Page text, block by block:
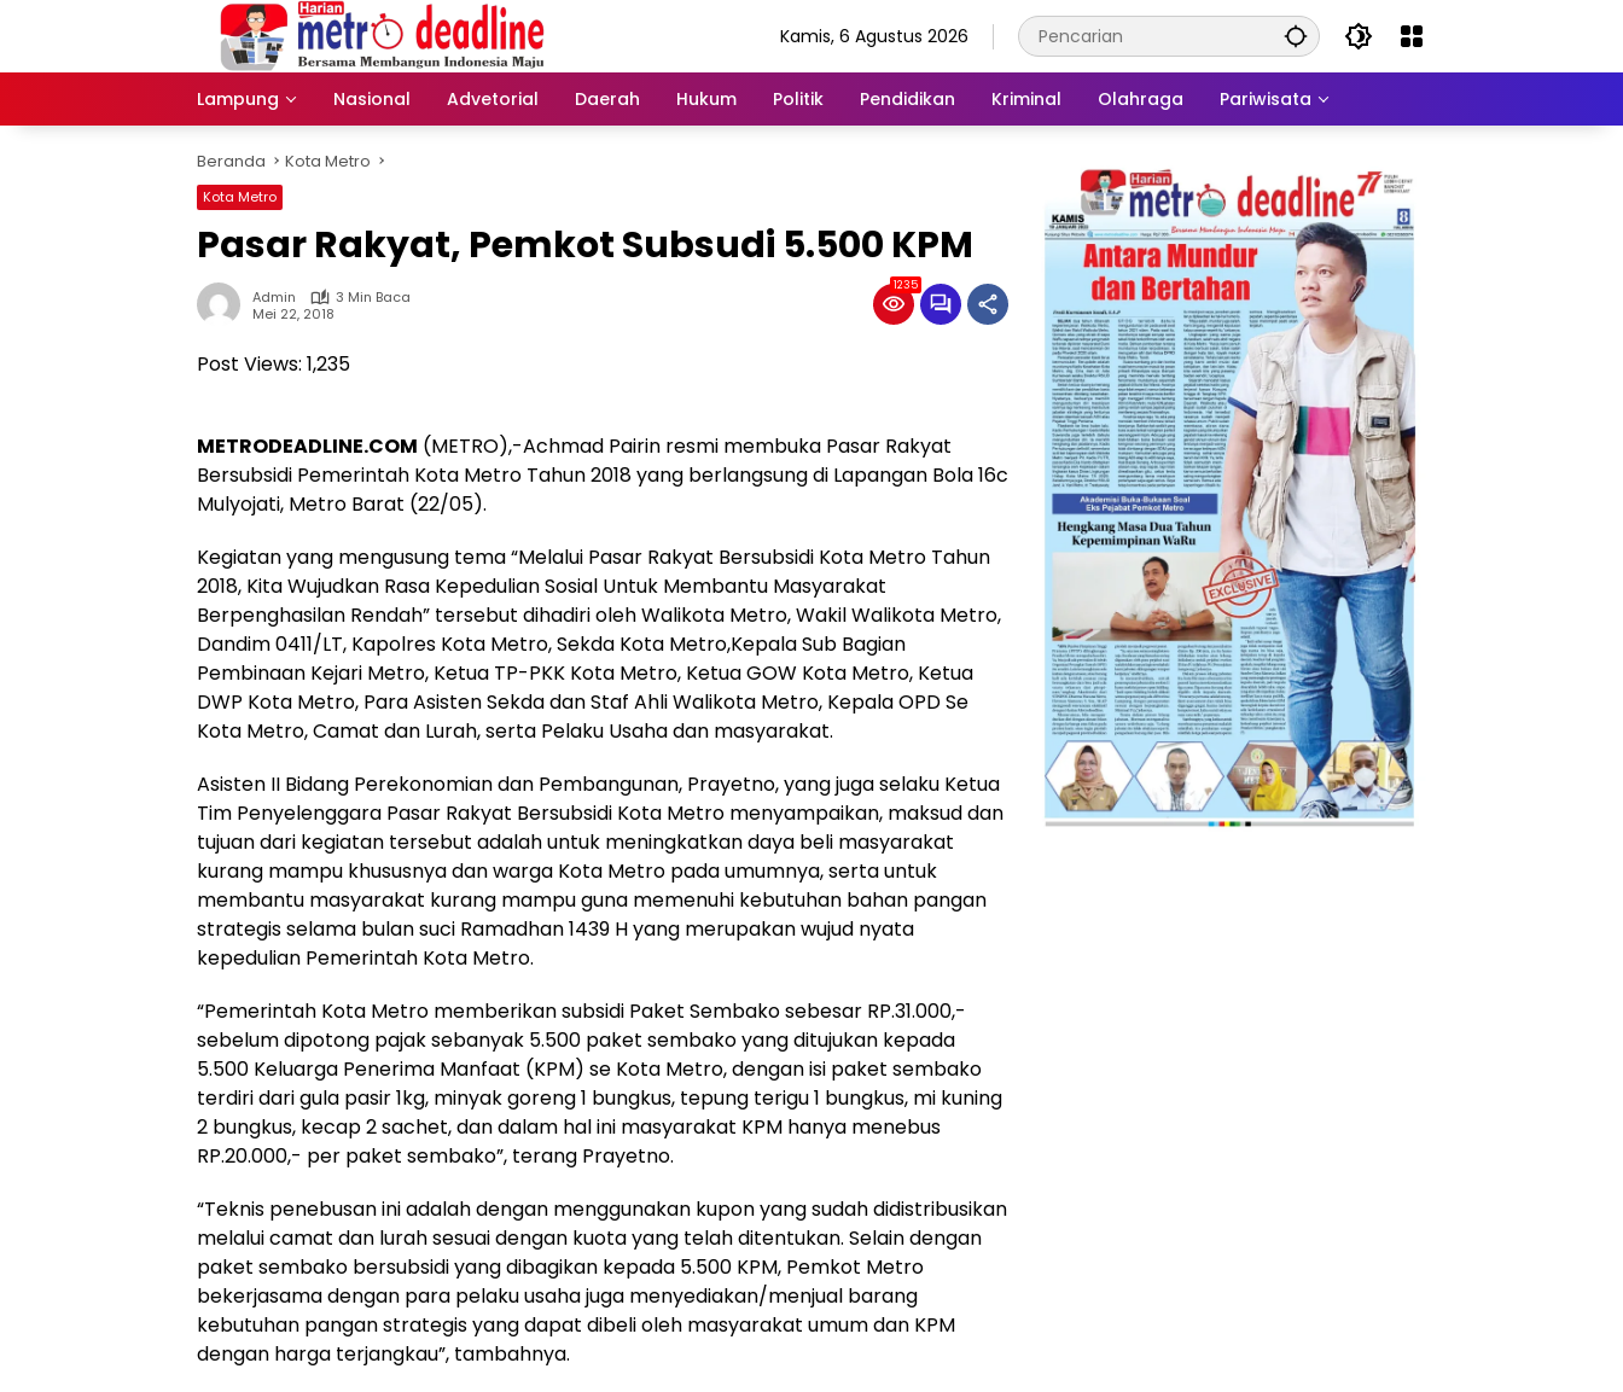
Kamis, 6 Agustus 2026
Lampung Nasional Advetorial Daerah Hukum Politik Pendidikan Kriminal Olahraga Pariwisata
Beranda Kota Metro
Kota Metro
Pasar Rakyat, Pemkot Subsudi 5.500 KPM
Admin
3 Min Baca
Mei 22, 2018
1235
Post Views: 1,235
METRODEADLINE.COM (METRO),-Achmad Pairin resmi membuka Pasar Rakyat
Bersubsidi Pemerintah Kota Metro Tahun 2018 yang berlangsung di Lapangan Bola 16c
Mulyojati, Metro Barat (22/05).
Kegiatan yang mengusung tema “Melalui Pasar Rakyat Bersubsidi Kota Metro Tahun
2018, Kita Wujudkan Rasa Kepedulian Sosial Untuk Membantu Masyarakat
Berpenghasilan Rendah” tersebut dihadiri oleh Walikota Metro, Wakil Walikota Metro,
Dandim 0411/LT, Kapolres Kota Metro, Sekda Kota Metro,Kepala Sub Bagian
Pembinaan Kejari Metro, Ketua TP-PKK Kota Metro, Ketua GOW Kota Metro, Ketua
DWP Kota Metro, Para Asisten Sekda dan Staf Ahli Walikota Metro, Kepala OPD Se
Kota Metro, Camat dan Lurah, serta Pelaku Usaha dan masyarakat.
Asisten II Bidang Perekonomian dan Pembangunan, Prayetno, yang juga selaku Ketua
Tim Penyelenggara Pasar Rakyat Bersubsidi Kota Metro menyampaikan, maksud dan
tujuan dari kegiatan tersebut adalah untuk meningkatkan daya beli masyarakat
kurang mampu khususnya dan warga Kota Metro pada umumnya, serta untuk
membantu masyarakat kurang mampu guna memenuhi kebutuhan bahan pangan
strategis selama bulan suci Ramadhan 1439 H yang merupakan wujud nyata
kepedulian Pemerintah Kota Metro.
“Pemerintah Kota Metro memberikan subsidi Paket Sembako sebesar RP.31.000,-
sebelum dipotong pajak sebanyak 5.500 paket sembako yang ditujukan kepada
5.500 Keluarga Penerima Manfaat (KPM) se Kota Metro, dengan isi paket sembako
terdiri dari gula pasir 1kg, minyak goreng 1 bungkus, tepung terigu 1 bungkus, mi kuning
2 bungkus, kecap 2 sachet, dan dalam hal ini masyarakat KPM hanya menebus
RP.20.000,- per paket sembako”, terang Prayetno.
“Teknis penebusan ini adalah dengan menggunakan kupon yang sudah didistribusikan
melalui camat dan lurah sesuai dengan kuota yang telah ditentukan. Selain dengan
paket sembako bersubsidi yang dibagikan kepada 5.500 KPM, Pemkot Metro
bekerjasama dengan para pelaku usaha juga menyediakan/menjual barang
kebutuhan pangan strategis yang dapat dibeli oleh masyarakat umum dan KPM
dengan harga terjangkau”, tambahnya.